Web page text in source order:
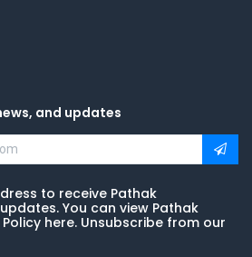
and updates
to receive Pathak
You can view Pathak
here. Unsubscribe from our